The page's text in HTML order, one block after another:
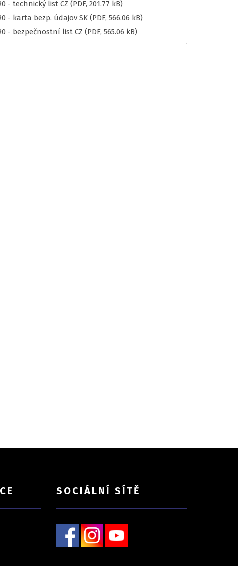
- technický list CZ (PDF, 201.77 kB)
- karta bezp. údajov SK (PDF, 566.06 kB)
- bezpečnostní list CZ (PDF, 565.06 kB)
SOCIÁLNÍ SÍTĚ